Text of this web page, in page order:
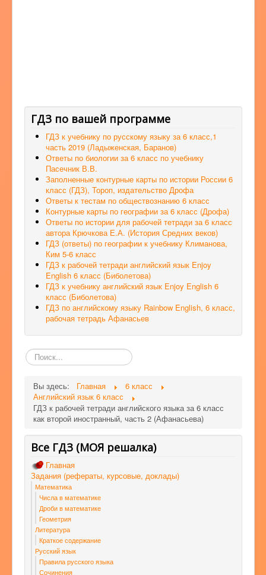
ГДЗ по вашей программе
ГДЗ к учебнику по русскому языку за 6 класс,1
часть 2019 (Ладыженская, Баранов)
Ответы по биологии за 6 класс по учебнику
Пасечник В.В.
Заполненные контурные карты по истории России 6
класс (ГДЗ), Тороп, издательство Дрофа
Ответы к тестам по обществознанию 6 класс
Контурные карты по географии за 6 класс (Дрофа)
Ответы по истории для рабочей тетради за 6 класс
автора Крючкова Е.А. (История Средних веков)
ГДЗ (ответы) по географии к учебнику Климанова,
Ким 5-6 класс
ГДЗ к рабочей тетради английский язык Enjoy
English 6 класс (Биболетова)
ГДЗ к учебнику английский язык Enjoy English 6
класс (Биболетова)
ГДЗ по английскому языку Rainbow English, 6 класс,
рабочая тетрадь Афанасьев
Поиск
по
Вы здесь:
Главная
6 класс
Английский язык 6 класс
ГДЗ к рабочей тетради английского языка за 6 класс
как второй иностранный, часть 2 (Афанасьева)
Все ГДЗ (МОЯ решалка)
Главная
Задания (рефераты, курсовые, доклады)
Математика
Числа в математике
Дроби в математике
Геометрия
Литература
Краткое содержание
Русский язык
Правила русского языка
Сочинения